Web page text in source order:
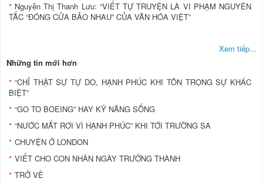
Nguyễn Thị Thanh Lưu: “VIẾT TỰ TRUYỆN LÀ VI PHẠM NGUYÊN
TẮC “ĐÓNG CỬA BẢO NHAU” CỦA VĂN HÓA VIỆT”
Xem tiếp...
Những tin mới hơn
“CHỈ THẬT SỰ TỰ DO, HẠNH PHÚC KHI TÔN TRỌNG SỰ KHÁC
BIỆT”
“GO TO BOEING” HAY KỸ NĂNG SỐNG
“NƯỚC MẮT RƠI VÌ HẠNH PHÚC” KHI TỚI TRƯỜNG SA
CHUYỆN Ở LONDON
VIẾT CHO CON NHÂN NGÀY TRƯỞNG THÀNH
TRỞ VỀ